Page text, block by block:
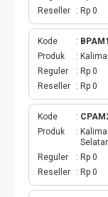
ACTINDOSAT
ACTTHREE
PAJAK
AIR
Reseller
Rp 0
Kode
Produk
Reguler
Rp 0
Reseller
Rp 0
Kode
Produk
Reguler
Rp 0
Reseller
Rp 0